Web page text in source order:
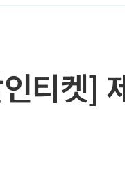
티켓]